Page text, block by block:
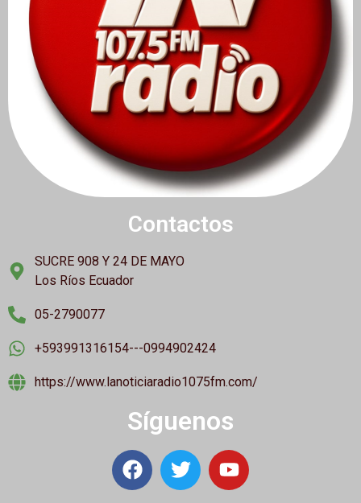
Contactos
SUCRE 908 Y 24 DE MAYO
Los Ríos Ecuador
05-2790077
+593991316154---0994902424
https://www.lanoticiaradio1075fm.com/
Síguenos